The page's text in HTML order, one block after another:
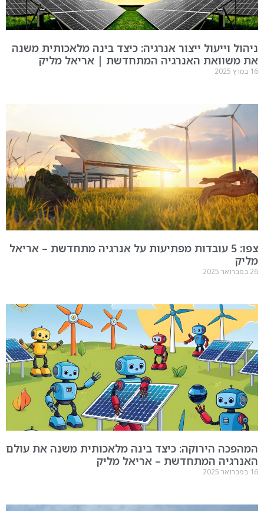
ניהול וייעול ייצור אנרגיה: כיצד בינה מלאכותית משנה
את משוואת האנרגיה המתחדשת | אריאל מליק
16 במרץ 2025
צפו: 5 עובדות מפתיעות על אנרגיה מתחדשת – אריאל
מליק
26 בפברואר 2025
המהפכה הירוקה: כיצד בינה מלאכותית משנה את עולם
האנרגיה המתחדשת – אריאל מליק
16 בפברואר 2025